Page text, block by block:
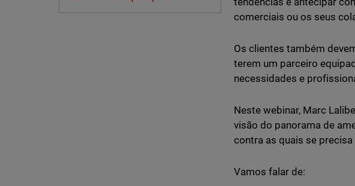
comerciais ou os seus
Os clientes também
terem um parceiro
necessidades e
Neste webinar, Marc
visão do panorama de
contra as quais se precisa
Vamos falar de: